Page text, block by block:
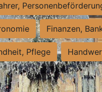
Finanzen,
Pflege